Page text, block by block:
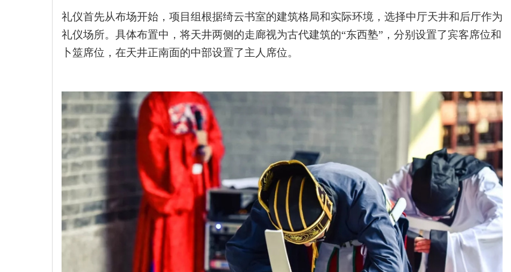
礼仪首先从布场开始，项目组根据绮云书室的建筑格局和实际环境，选择中厅天井和后厅作为
礼仪场所。具体布置中，将天井两侧的走廊视为古代建筑的“东西塾”，分别设置了宾客席位和
卜筮席位，在天井正南面的中部设置了主人席位。